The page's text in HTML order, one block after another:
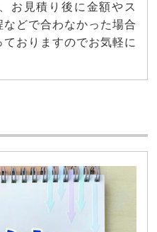
お見積り後に金額やス
どで合わなかった場合
おりますのでお気軽に